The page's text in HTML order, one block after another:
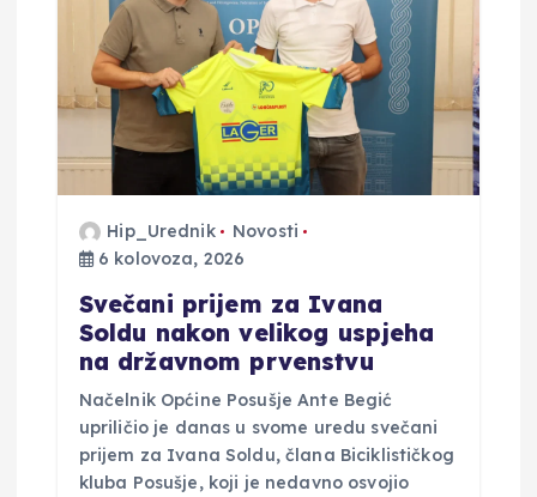
Hip_Urednik
Novosti
6 kolovoza, 2026
Svečani prijem za Ivana
Soldu nakon velikog uspjeha
na državnom prvenstvu
Načelnik Općine Posušje Ante Begić
upriličio je danas u svome uredu svečani
prijem za Ivana Soldu, člana Biciklističkog
kluba Posušje, koji je nedavno osvojio